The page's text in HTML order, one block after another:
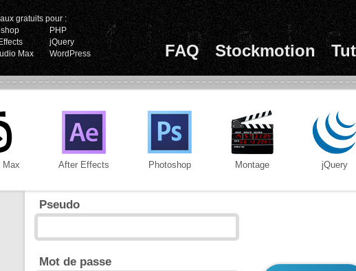
gratuits pour :
PHP
jQuery
Max
WordPress FAQ Stockmotion
Max After Effects Photoshop Montage jQuery
Pseudo
Mot de passe